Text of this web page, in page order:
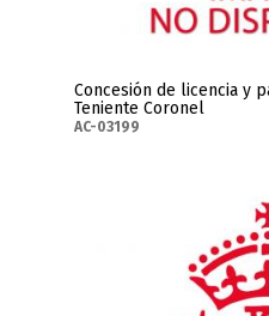
Concesión de licencia y
Teniente Coronel
AC-03199